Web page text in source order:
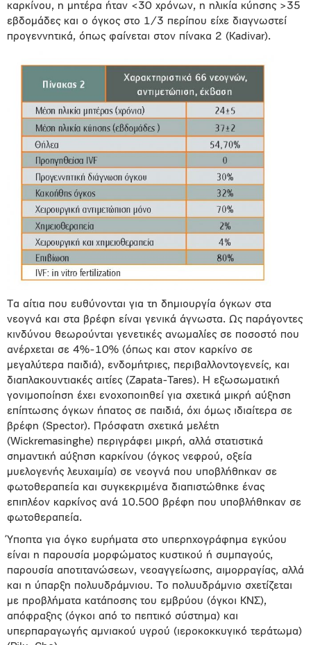
καρκίνου, η μητέρα ήταν <30 χρόνων, η ηλικία κύησης >35
εβδομάδες και ο όγκος στο 1/3 περίπου είχε διαγνωστεί
προγεννητικά, όπως φαίνεται στον πίνακα 2 (Kadivar).
Τα αίτια που ευθύνονται για τη δημιουργία όγκων στα
νεογνά και στα βρέφη είναι γενικά άγνωστα. Ως παράγοντες
κινδύνου θεωρούνται γενετικές ανωμαλίες σε ποσοστό που
ανέρχεται σε 4%-10% (όπως και στον καρκίνο σε
μεγαλύτερα παιδιά), ενδομήτριες, περιβαλλοντογενείς, και
διαπλακουντιακές αιτίες (Zapata-Tares). Η εξωσωματική
γονιμοποίηση έχει ενοχοποιηθεί για σχετικά μικρή αύξηση
επίπτωσης όγκων ήπατος σε παιδιά, όχι όμως ιδιαίτερα σε
βρέφη (Spector). Πρόσφατη σχετικά μελέτη
(Wickremasinghe) περιγράφει μικρή, αλλά στατιστικά
σημαντική αύξηση καρκίνου (όγκος νεφρού, οξεία
μυελογενής λευχαιμία) σε νεογνά που υποβλήθηκαν σε
φωτοθεραπεία και συγκεκριμένα διαπιστώθηκε ένας
επιπλέον καρκίνος ανά 10.500 βρέφη που υποβλήθηκαν σε
φωτοθεραπεία.
Ύποπτα για όγκο ευρήματα στο υπερηχογράφημα εγκύου
είναι η παρουσία μορφώματος κυστικού ή συμπαγούς,
παρουσία αποτιτανώσεων, νεοαγγείωσης, αιμορραγίας, αλλά
και η ύπαρξη πολυυδράμνιου. Το πολυυδράμνιο σχετίζεται
με προβλήματα κατάποσης του εμβρύου (όγκοι ΚΝΣ),
απόφραξης (όγκοι από το πεπτικό σύστημα) και
υπερπαραγωγής αμνιακού υγρού (ιεροκοκκυγικό τεράτωμα)